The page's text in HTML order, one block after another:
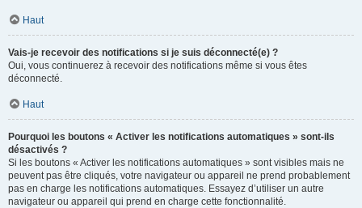
Haut
Vais-je recevoir des notifications si je suis déconnecté(e) ?
Oui, vous continuerez à recevoir des notifications même si vous êtes
déconnecté.
Haut
Pourquoi les boutons « Activer les notifications automatiques » sont-ils
désactivés ?
Si les boutons « Activer les notifications automatiques » sont visibles mais ne
peuvent pas être cliqués, votre navigateur ou appareil ne prend probablement
pas en charge les notifications automatiques. Essayez d’utiliser un autre
navigateur ou appareil qui prend en charge cette fonctionnalité.